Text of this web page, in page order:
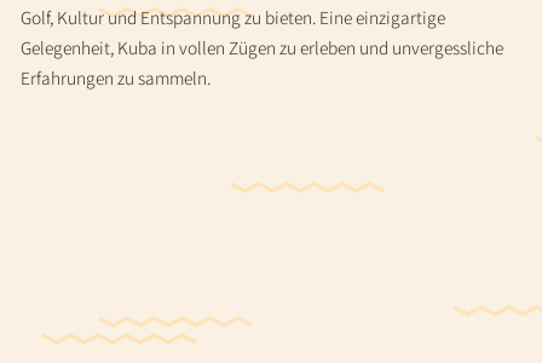
Golf, Kultur und Entspannung zu bieten. Eine einzigartige
Gelegenheit, Kuba in vollen Zügen zu erleben und unvergessliche
Erfahrungen zu sammeln.